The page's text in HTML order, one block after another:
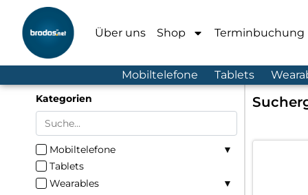
Über uns Shop Terminbuchung
Mobiltelefone Tablets
Kategorien
Mobiltelefone
Tablets
Wearables